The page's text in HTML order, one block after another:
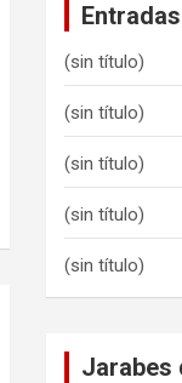
(sin título)
(sin título)
(sin título)
(sin título)
(sin título)
Jarabes